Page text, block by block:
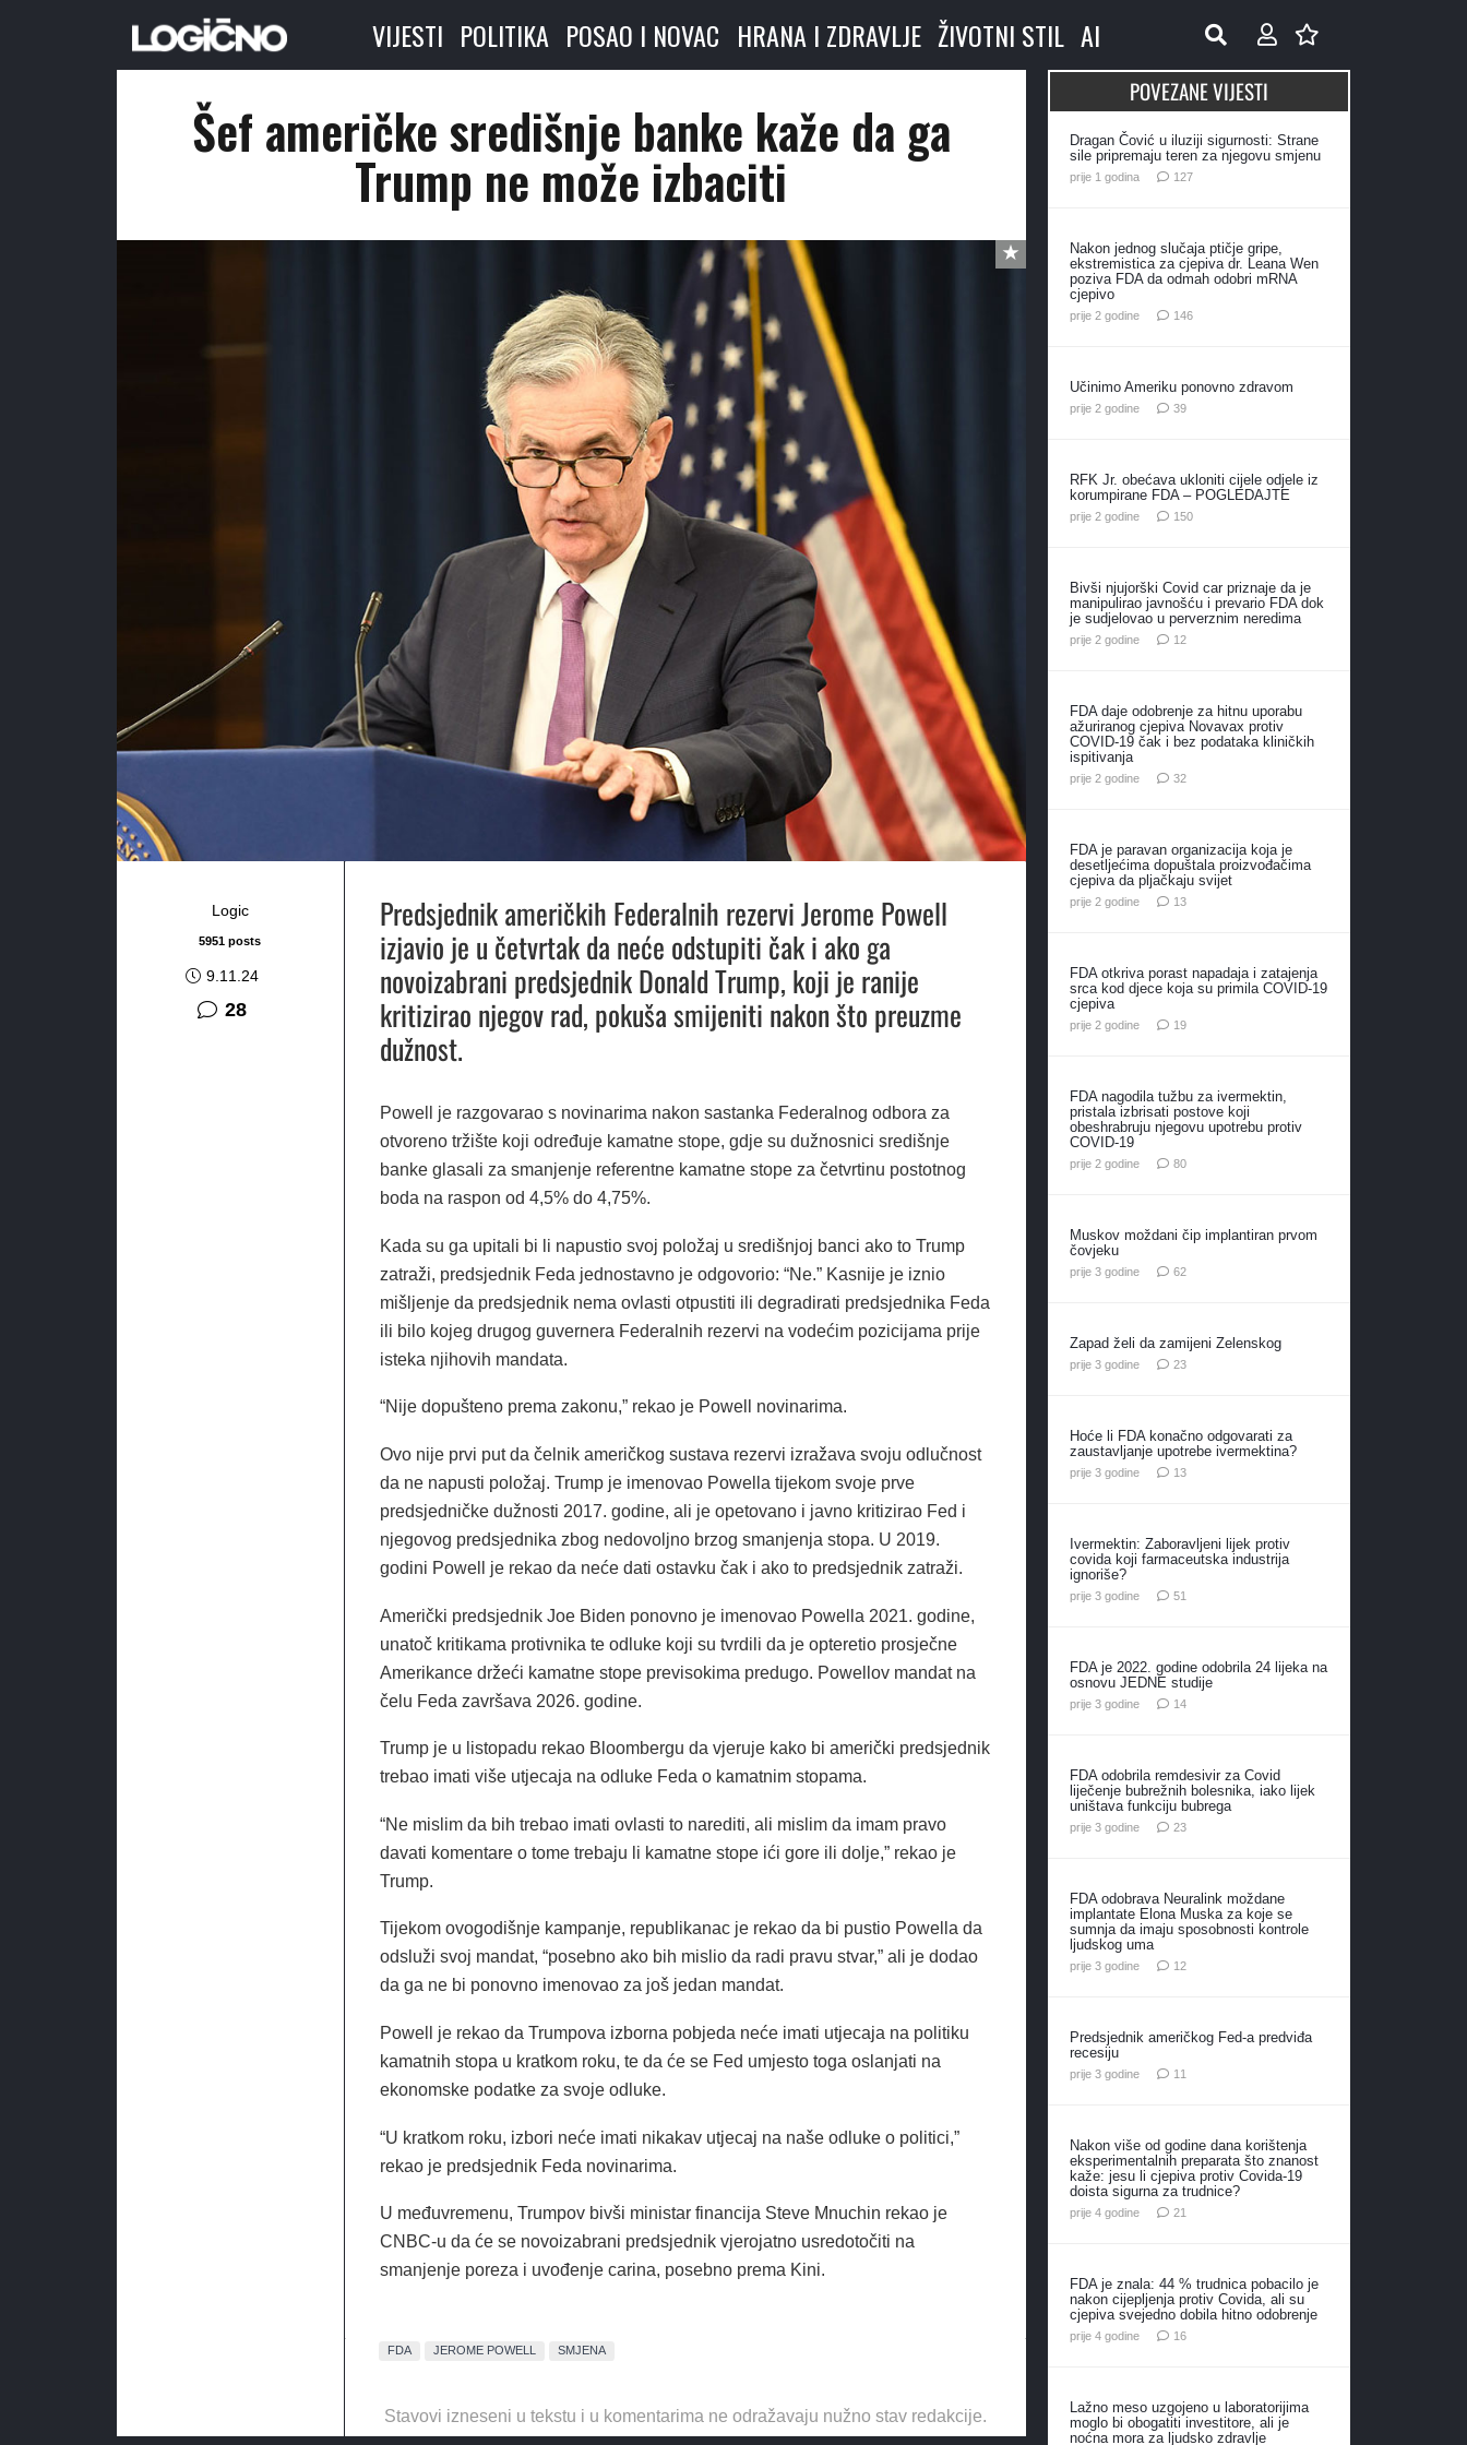
VIJESTI POLITIKA POSAO I NOVAC HRANA I ZDRAVLJE ŽIVOTNI STIL AI
Šef američke središnje banke kaže da ga
Trump ne može izbaciti
Logic
5951 posts
9.11.24
28komentara
Predsjednik američkih Federalnih rezervi Jerome Powell
izjavio je u četvrtak da neće odstupiti čak i ako ga
novoizabrani predsjednik Donald Trump, koji je ranije
kritizirao njegov rad, pokuša smijeniti nakon što preuzme
dužnost.
Powell je razgovarao s novinarima nakon sastanka Federalnog odbora za
otvoreno tržište koji određuje kamatne stope, gdje su dužnosnici središnje
banke glasali za smanjenje referentne kamatne stope za četvrtinu postotnog
boda na raspon od 4,5% do 4,75%.
Kada su ga upitali bi li napustio svoj položaj u središnjoj banci ako to Trump
zatraži, predsjednik Feda jednostavno je odgovorio: “Ne.” Kasnije je iznio
mišljenje da predsjednik nema ovlasti otpustiti ili degradirati predsjednika Feda
ili bilo kojeg drugog guvernera Federalnih rezervi na vodećim pozicijama prije
isteka njihovih mandata.
“Nije dopušteno prema zakonu,” rekao je Powell novinarima.
Ovo nije prvi put da čelnik američkog sustava rezervi izražava svoju odlučnost
da ne napusti položaj. Trump je imenovao Powella tijekom svoje prve
predsjedničke dužnosti 2017. godine, ali je opetovano i javno kritizirao Fed i
njegovog predsjednika zbog nedovoljno brzog smanjenja stopa. U 2019.
godini Powell je rekao da neće dati ostavku čak i ako to predsjednik zatraži.
Američki predsjednik Joe Biden ponovno je imenovao Powella 2021. godine,
unatoč kritikama protivnika te odluke koji su tvrdili da je opteretio prosječne
Amerikance držeći kamatne stope previsokima predugo. Powellov mandat na
čelu Feda završava 2026. godine.
Trump je u listopadu rekao Bloombergu da vjeruje kako bi američki predsjednik
trebao imati više utjecaja na odluke Feda o kamatnim stopama.
“Ne mislim da bih trebao imati ovlasti to narediti, ali mislim da imam pravo
davati komentare o tome trebaju li kamatne stope ići gore ili dolje,” rekao je
Trump.
Tijekom ovogodišnje kampanje, republikanac je rekao da bi pustio Powella da
odsluži svoj mandat, “posebno ako bih mislio da radi pravu stvar,” ali je dodao
da ga ne bi ponovno imenovao za još jedan mandat.
Powell je rekao da Trumpova izborna pobjeda neće imati utjecaja na politiku
kamatnih stopa u kratkom roku, te da će se Fed umjesto toga oslanjati na
ekonomske podatke za svoje odluke.
“U kratkom roku, izbori neće imati nikakav utjecaj na naše odluke o politici,”
rekao je predsjednik Feda novinarima.
U međuvremenu, Trumpov bivši ministar financija Steve Mnuchin rekao je
CNBC-u da će se novoizabrani predsjednik vjerojatno usredotočiti na
smanjenje poreza i uvođenje carina, posebno prema Kini.
FDA JEROME POWELL SMJENA
Stavovi izneseni u tekstu i u komentarima ne odražavaju nužno stav redakcije.
POVEZANE VIJESTI
Dragan Čović u iluziji sigurnosti: Strane
sile pripremaju teren za njegovu smjenu
prije 1 godina 127komentara
Nakon jednog slučaja ptičje gripe,
ekstremistica za cjepiva dr. Leana Wen
poziva FDA da odmah odobri mRNA
cjepivo
prije 2 godine 146komentara
Učinimo Ameriku ponovno zdravom
prije 2 godine 39komentara
RFK Jr. obećava ukloniti cijele odjele iz
korumpirane FDA – POGLEDAJTE
prije 2 godine 150komentara
Bivši njujorški Covid car priznaje da je
manipulirao javnošću i prevario FDA dok
je sudjelovao u perverznim neredima
prije 2 godine 12komentara
FDA daje odobrenje za hitnu uporabu
ažuriranog cjepiva Novavax protiv
COVID-19 čak i bez podataka kliničkih
ispitivanja
prije 2 godine 32komentara
FDA je paravan organizacija koja je
desetljećima dopuštala proizvođačima
cjepiva da pljačkaju svijet
prije 2 godine 13komentara
FDA otkriva porast napadaja i zatajenja
srca kod djece koja su primila COVID-19
cjepiva
prije 2 godine 19komentara
FDA nagodila tužbu za ivermektin,
pristala izbrisati postove koji
obeshrabruju njegovu upotrebu protiv
COVID-19
prije 2 godine 80komentara
Muskov moždani čip implantiran prvom
čovjeku
prije 3 godine 62komentara
Zapad želi da zamijeni Zelenskog
prije 3 godine 23komentara
Hoće li FDA konačno odgovarati za
zaustavljanje upotrebe ivermektina?
prije 3 godine 13komentara
Ivermektin: Zaboravljeni lijek protiv
covida koji farmaceutska industrija
ignoriše?
prije 3 godine 51
FDA je 2022. godine odobrila 24 lijeka na
osnovu JEDNE studije
prije 3 godine 14komentara
FDA odobrila remdesivir za Covid
liječenje bubrežnih bolesnika, iako lijek
uništava funkciju bubrega
prije 3 godine 23komentara
FDA odobrava Neuralink moždane
implantate Elona Muska za koje se
sumnja da imaju sposobnosti kontrole
ljudskog uma
prije 3 godine 12komentara
Predsjednik američkog Fed-a predviđa
recesiju
prije 3 godine 11
Nakon više od godine dana korištenja
eksperimentalnih preparata što znanost
kaže: jesu li cjepiva protiv Covida-19
doista sigurna za trudnice?
prije 4 godine 21
FDA je znala: 44 % trudnica pobacilo je
nakon cijepljenja protiv Covida, ali su
cjepiva svejedno dobila hitno odobrenje
prije 4 godine 16komentara
Lažno meso uzgojeno u laboratorijima
moglo bi obogatiti investitore, ali je
noćna mora za ljudsko zdravlje